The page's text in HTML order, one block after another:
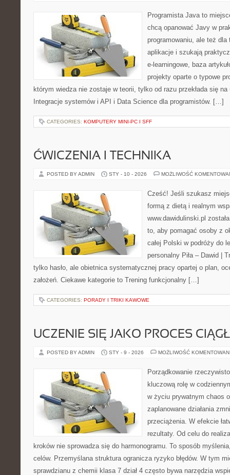
Programista Java to
chcą opanować Javy w
programowaniu, ale też
aplikacje i szukają
e-learningowe, baza
projekty oparte o typowe
którym wiedza nie zostaje w teorii, tylko od razu przekłada się
Integracje systemów i API i Data Science dla programistów. […]
CATEGORIES: KOMPUTERY MINI-PC I SFF
ĆWICZENIA I TECHNIKA
POSTED BY ADMIN STY - 10 - 2026 MOŻLIWOŚĆ
Cześć! Jeśli szukasz
formą z dietą i realnym
www.dawidulinski.pl
to, aby pomagać osoby z
całej Polski w podróży do
personalny Piła – Dawid |
tylko hasło, ale obietnica systematycznej pracy opartej o plan,
założeń. Ciekawe kategorie to Trening funkcjonalny […]
CATEGORIES: PORADY I TRIKI KAWOWE
UCZENIE SIĘ JAKO PROCES
POSTED BY ADMIN STY - 9 - 2026 MOŻLIWOŚĆ
Porządkowanie
kluczową rolę w
w życiu prywatnym chaos
zaplanowane działania
przeciążenia. W efekcie
rezultaty. Od celu do
kroków nie sprowadza się do harmonogramu. To sposób
celów. Przemyślana struktura ogranicza ryzyko błędów. W tym
sprawdzianu z chemii klasa 7 dział 4 często bywa narzędzia